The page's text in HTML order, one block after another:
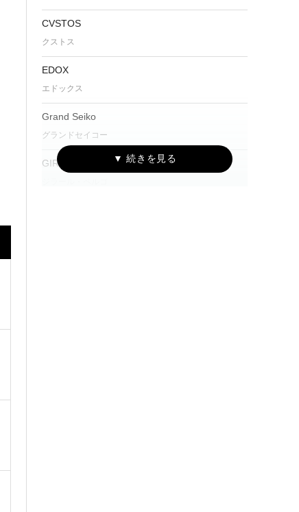
CVSTOS
クストス
EDOX
エドックス
Grand Seiko
グランドセイコー
GIRARD-PERREGAUX